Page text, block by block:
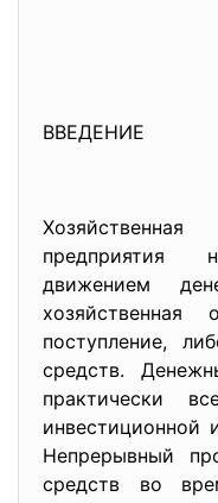
ВВЕДЕНИЕ
предприятия
движением
поступление,
средств.
практически
инвестиционной
Непрерывный
средств во